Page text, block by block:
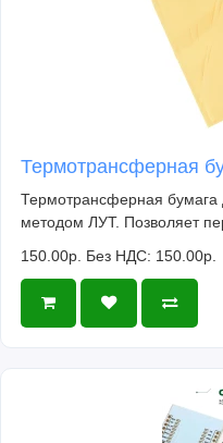
Термотрансферная
Термотрансферная бумага
методом ЛУТ. Позволяет
150.00р. Без НДС: 150.00р.